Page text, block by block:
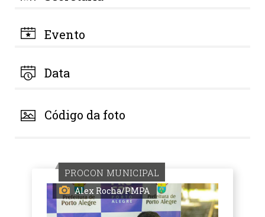
Evento
Data
Código da foto
PROCON MUNICIPAL
Alex Rocha/PMPA